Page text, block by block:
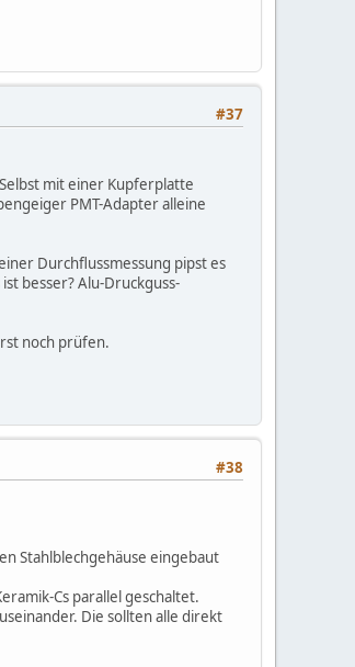
#37
mit einer Kupferplatte
PMT-Adapter alleine
Durchflussmessung pipst es
besser? Alu-Druckguss-
noch prüfen.
#38
Stahlblechgehäuse eingebaut
Cs parallel geschaltet.
Die sollten alle direkt